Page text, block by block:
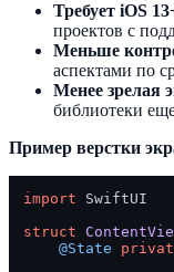
Требует iOS
проектов с
Меньше
аспектами по
Менее зрелая
библиотеки
Пример верстки
import SwiftUI
struct
@State